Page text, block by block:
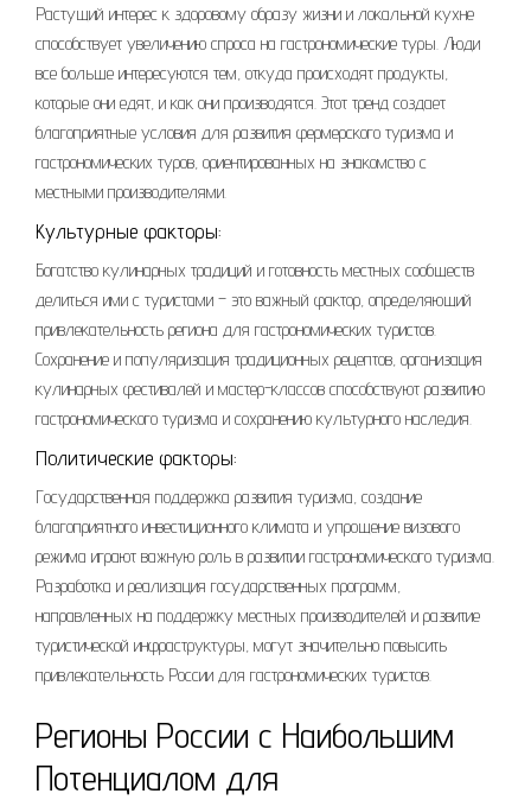
Растущий интерес к здоровому образу жизни и локальной кухне
способствует увеличению спроса на гастрономические туры. Люди
все больше интересуются тем, откуда происходят продукты,
которые они едят, и как они производятся. Этот тренд создает
благоприятные условия для развития фермерского туризма и
гастрономических туров, ориентированных на знакомство с
местными производителями.
Культурные факторы:
Богатство кулинарных традиций и готовность местных сообществ
делиться ими с туристами – это важный фактор, определяющий
привлекательность региона для гастрономических туристов.
Сохранение и популяризация традиционных рецептов, организация
кулинарных фестивалей и мастер-классов способствуют развитию
гастрономического туризма и сохранению культурного наследия.
Политические факторы:
Государственная поддержка развития туризма, создание
благоприятного инвестиционного климата и упрощение визового
режима играют важную роль в развитии гастрономического туризма.
Разработка и реализация государственных программ,
направленных на поддержку местных производителей и развитие
туристической инфраструктуры, могут значительно повысить
привлекательность России для гастрономических туристов.
Регионы России с Наибольшим
Потенциалом для